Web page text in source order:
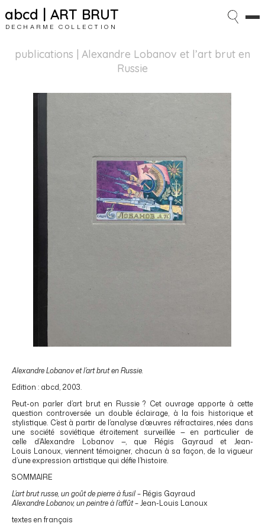
abcd | ART BRUT
DECHARME COLLECTION
publications | Alexandre Lobanov et l’art brut en
Russie
Alexandre Lobanov et l’art brut en Russie.
Edition : abcd, 2003.
Peut-on parler d’art brut en Russie ? Cet ouvrage apporte à cette
question controversée un double éclairage, à la fois historique et
stylistique. C’est à partir de l’analyse d’œuvres réfractaires, nées dans
une société soviétique étroitement surveillée — en particulier de
celle d’Alexandre Lobanov —, que Régis Gayraud et Jean-
Louis Lanoux, viennent témoigner, chacun à sa façon, de la vigueur
d’une expression artistique qui défie l’histoire.
SOMMAIRE
L’art brut russe, un goût de pierre à fusil– Régis Gayraud
Alexandre Lobanov, un peintre à l’affût– Jean-Louis Lanoux
textes en français